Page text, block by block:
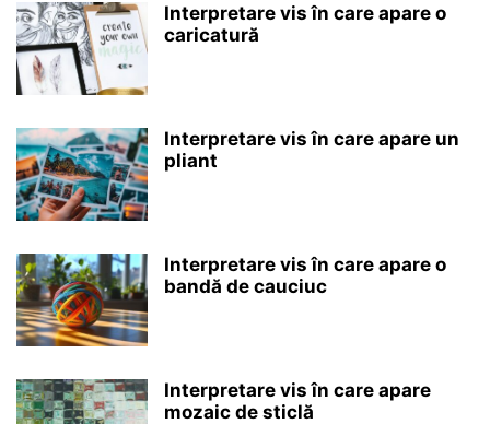
Interpretare vis în care apare o
caricatură
Interpretare vis în care apare un
pliant
Interpretare vis în care apare o
bandă de cauciuc
Interpretare vis în care apare
mozaic de sticlă